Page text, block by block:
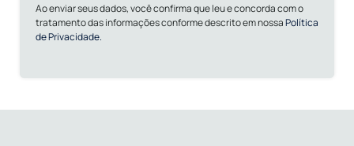
Ao enviar seus dados, você confirma que leu e concorda com o
tratamento das informações conforme descrito em nossaPolítica
de Privacidade.